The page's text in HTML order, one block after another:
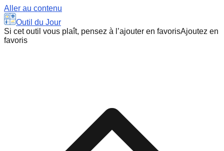
Aller au contenu
Outil du Jour
Si cet outil vous plaît, pensez à l’ajouter en favorisAjoutez en
favoris